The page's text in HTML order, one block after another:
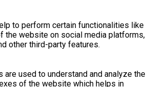
to perform certain functionalities like
the website on social media platforms,
other third-party features.
are used to understand and analyze the
of the website which helps in